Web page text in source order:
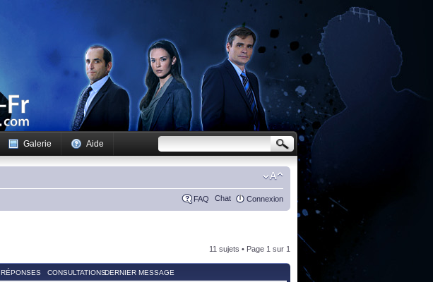
Galerie Aide
FAQ Chat Connexion
11 sujets • Page 1 sur 1
RÉPONSES CONSULTATIONSDERNIER MESSAGE